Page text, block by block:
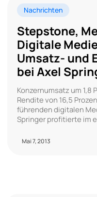
Nachrichten
Stepstone,
Digitale
Umsatz- und
bei Axel
Konzernumsatz um 1,8
Rendite von 16,5
führenden digitalen
Springer profitierte im
Mai 7, 2013